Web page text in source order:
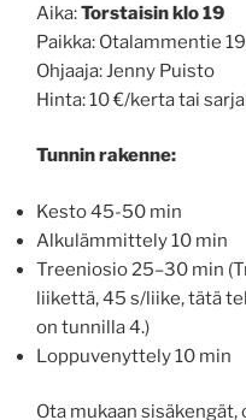
Aika:Torstaisin klo 19
Paikka: Otalammentie
Ohjaaja: Jenny Puisto
Hinta: 10 €/kerta tai
Tunnin rakenne:
Kesto 45-50 min
Alkulämmittely 10 min
Treeniosio 25–30 min
liikettä, 45 s/liike, tätä
on tunnilla 4.)
Loppuvenyttely 10 min
Ota mukaan